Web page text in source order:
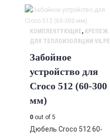
КОМПЛЕКТУЮЩИЕ, КРЕПЕЖ
ДЛЯ ТЕПЛОИЗОЛЯЦИИ VILPE
Забойное
устройство для
Croco 512 (60-300
мм)
0 out of 5
Дюбель Croco 512 60-